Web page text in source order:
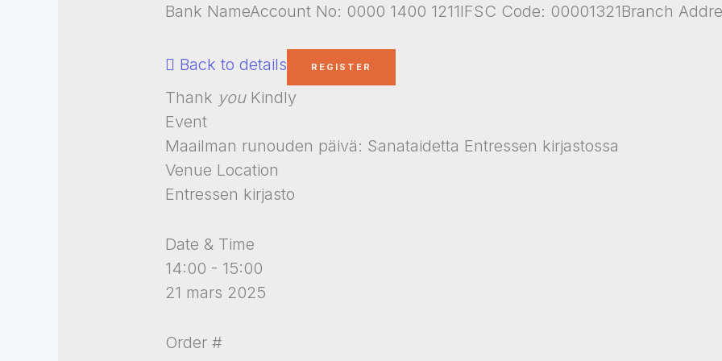
Bank NameAccount No: 0000 1400 1211IFSC Code: 00001321Branch
Back to details
Thank youKindly
Event
Maailman runouden päivä: Sanataidetta Entressen kirjastossa
Venue Location
Entressen kirjasto
Date & Time
14:00 - 15:00
21 mars 2025
Order #